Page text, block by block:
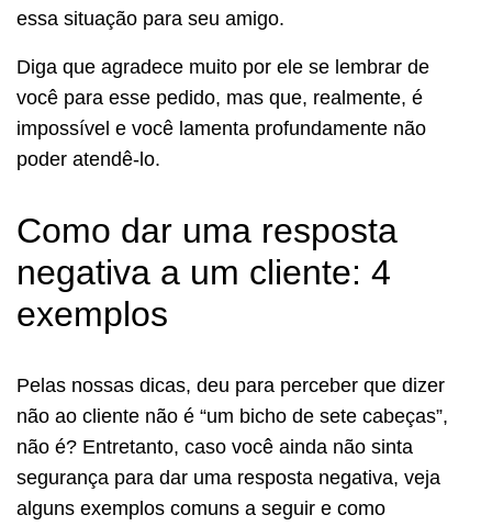
essa situação para seu amigo.
Diga que agradece muito por ele se lembrar de
você para esse pedido, mas que, realmente, é
impossível e você lamenta profundamente não
poder atendê-lo.
Como dar uma resposta
negativa a um cliente: 4
exemplos
Pelas nossas dicas, deu para perceber que dizer
não ao cliente não é “um bicho de sete cabeças”,
não é? Entretanto, caso você ainda não sinta
segurança para dar uma resposta negativa, veja
alguns exemplos comuns a seguir e como